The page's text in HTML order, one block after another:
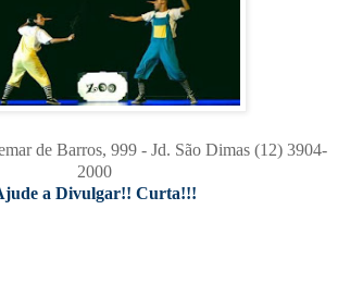
de Barros, 999 - Jd. São Dimas (12) 3904-
2000
a Divulgar!! Curta!!!